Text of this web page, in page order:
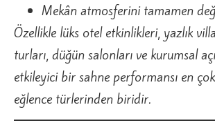
Mekân atmosferini tamamen
Özellikle lüks otel etkinlikleri, yazlık
turları, düğün salonları ve kurumsal
etkileyici bir sahne performansı en
eğlence türlerinden biridir.